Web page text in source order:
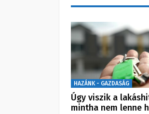
HAZÁNK - GAZDASÁG
Úgy viszik a
mintha nem lenne